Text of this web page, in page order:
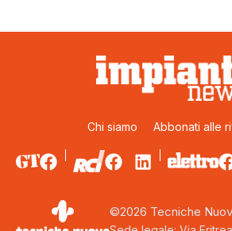
Chi siamo Abbonati alle
©2026 Tecniche